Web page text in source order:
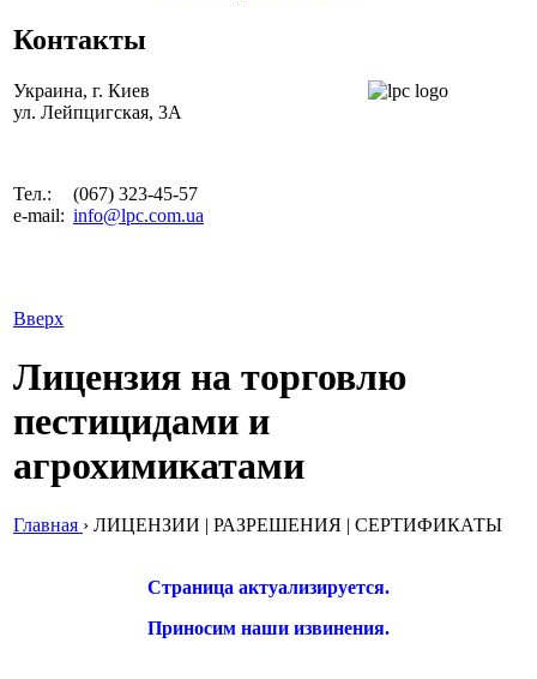
Контакты
Украина, г. Киев
ул. Лейпцигская, 3А
Тел.:
(067) 323-45-57
e-mail: info@lpc.com.ua
Вверх
Лицензия на торговлю
пестицидами и
агрохимикатами
Главная › ЛИЦЕНЗИИ | РАЗРЕШЕНИЯ | СЕРТИФИКАТЫ
Страница актуализируется.
Приносим наши извинения.